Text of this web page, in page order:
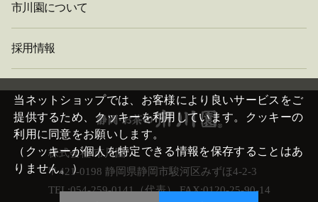
市川園について
採用情報
株式会社 市川園
〒421-0198 静岡県静岡市駿河区みずほ4-2-3
TEL:054-259-0141（代表） FAX:0120-25-90-14
当ネットショップでは、お客様により良いサービスをご
提供するため、クッキーを利用しています。クッキーの
利用に同意をお願いします。
（クッキーが個人を特定できる情報を保存することはあ
りません。）
閉
じ
る